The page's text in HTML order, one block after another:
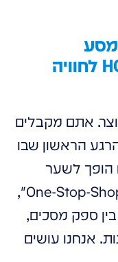
ההוליסטי של HOLOWAVE לחוויה
אתם מקבלים
הראשון שבו
הופך לשער
לעתיד. אנחנו עובדים במודל "One-Stop-Shop",
ספק מסכים,
אנחנו עושים